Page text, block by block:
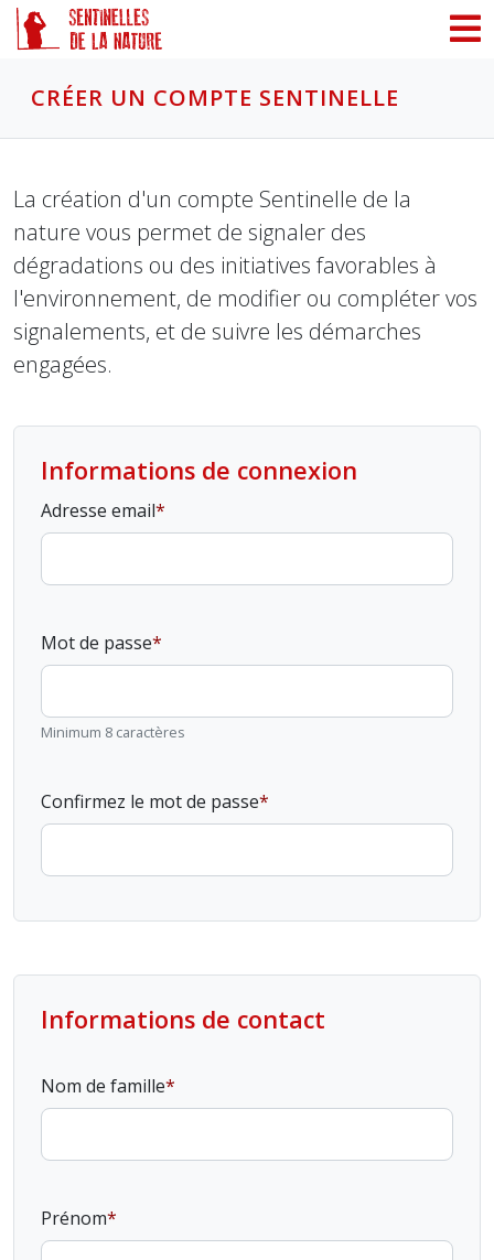
CRÉER UN COMPTE SENTINELLE
La création d'un compte Sentinelle de la
nature vous permet de signaler des
dégradations ou des initiatives favorables à
l'environnement, de modifier ou compléter vos
signalements, et de suivre les démarches
engagées.
Informations de connexion
Adresse email
Mot de passe
Minimum 8 caractères
Confirmez le mot de passe
Informations de contact
Nom de famille
Prénom
Panneau de gestion des cookies